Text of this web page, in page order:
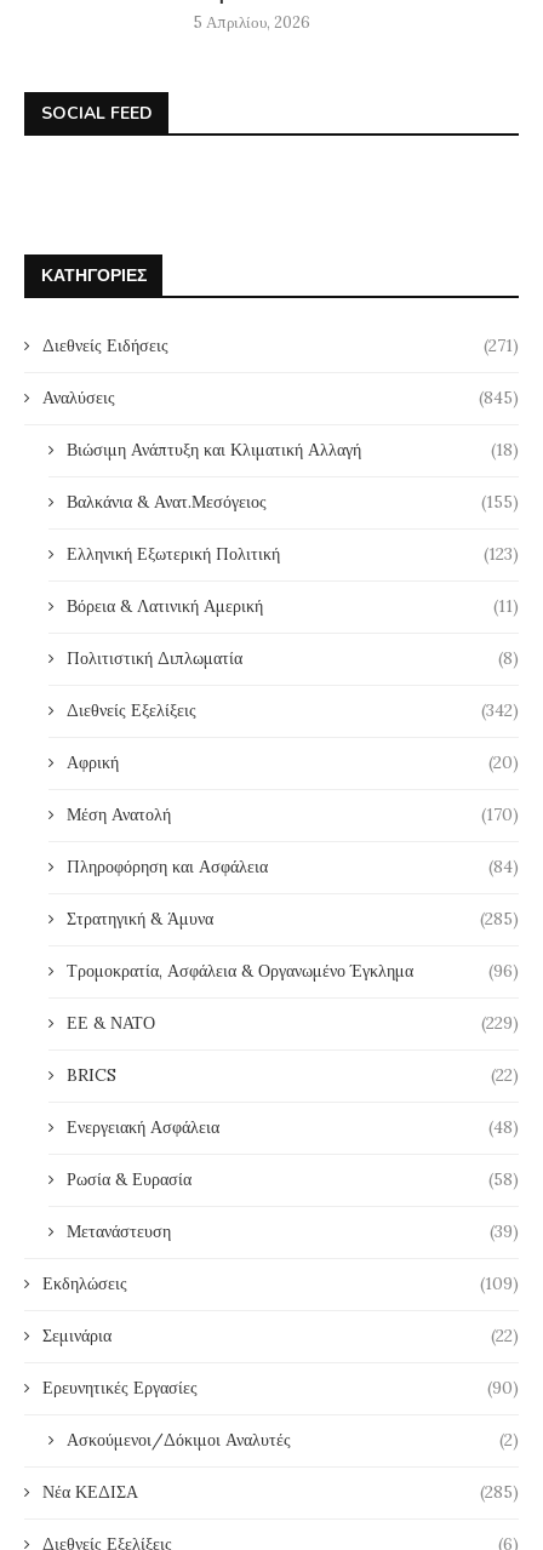
5 Απριλίου, 2026
SOCIAL FEED
ΚΑΤΗΓΟΡΊΕΣ
Διεθνείς Ειδήσεις (271)
Αναλύσεις (845)
Βιώσιμη Ανάπτυξη και Κλιματική Αλλαγή (18)
Βαλκάνια & Ανατ.Μεσόγειος (155)
Ελληνική Εξωτερική Πολιτική (123)
Βόρεια & Λατινική Αμερική (11)
Πολιτιστική Διπλωματία (8)
Διεθνείς Εξελίξεις (342)
Αφρική (20)
Μέση Ανατολή (170)
Πληροφόρηση και Ασφάλεια (84)
Στρατηγική & Άμυνα (285)
Τρομοκρατία, Ασφάλεια & Οργανωμένο Έγκλημα (96)
ΕΕ & ΝΑΤΟ (229)
BRICS (22)
Ενεργειακή Ασφάλεια (48)
Ρωσία & Ευρασία (58)
Μετανάστευση (39)
Εκδηλώσεις (109)
Σεμινάρια (22)
Ερευνητικές Εργασίες (90)
Ασκούμενοι/Δόκιμοι Αναλυτές (2)
Νέα ΚΕΔΙΣΑ (285)
Διεθνείς Εξελίξεις (6)